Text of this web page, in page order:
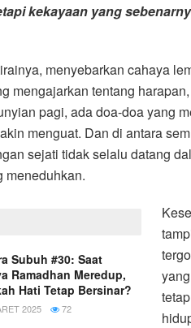
kekayaan yang
menyebarkan cahaya
mengajarkan tentang
pagi, ada doa-doa yang
menguat. Dan di antara
sejati tidak selalu datang
meneduhkan.
Subuh #30: Saat
Ramadhan Meredup,
Hati Tetap Bersinar?
2025 72